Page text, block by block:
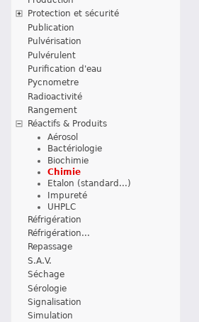
Protection et sécurité
Publication
Pulvérisation
Pulvérulent
Purification d'eau
Pycnometre
Radioactivité
Rangement
Réactifs & Produits
Aérosol
Bactériologie
Biochimie
Chimie
Etalon (standard...)
Impureté
UHPLC
Réfrigération
Réfrigération...
Repassage
S.A.V.
Séchage
Sérologie
Signalisation
Simulation